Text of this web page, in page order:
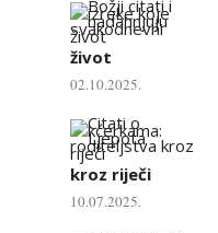
život
02.10.2025.
kroz riječi
10.07.2025.